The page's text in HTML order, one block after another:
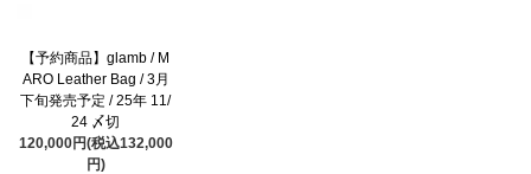
【予約商品】glamb / M
ARO Leather Bag / 3月
下旬発売予定 / 25年 11/
24 〆切
120,000円(税込132,000
円)